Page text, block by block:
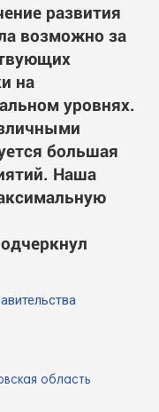
развития
возможно за
на
уровнях.
большая
Наша
область